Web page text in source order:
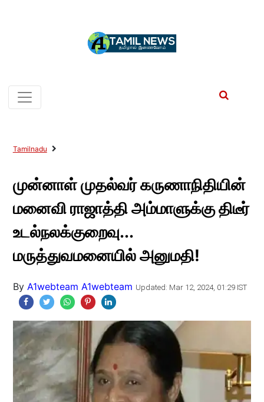
Tamilnadu
முன்னாள் முதல்வர் கருணாநிதியின்
மனைவி ராஜாத்தி அம்மாளுக்கு திடீர்
உடல்நலக்குறைவு...
மருத்துவமனையில் அனுமதி!
By A1webteam A1webteam Updated: Mar 12, 2024, 01:29 IST